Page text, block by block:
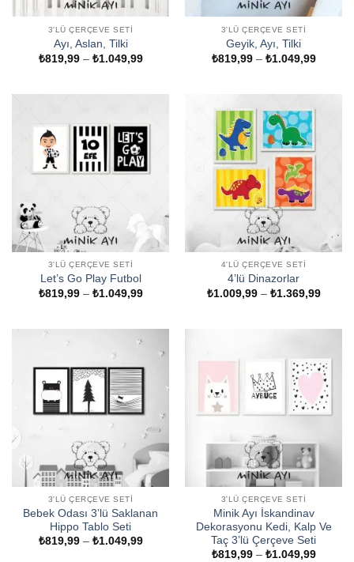
3'LÜ ÇERÇEVE SETI
Ayı, Aslan, Tilki
₺819,99 – ₺1.049,99Fiyat
3'LÜ ÇERÇEVE SETI
Geyik, Ayı, Tilki
₺819,99 – ₺1.049,99Fiyat
3'LÜ ÇERÇEVE SETI
Let’s Go Play Futbol
₺819,99 – ₺1.049,99Fiyat
4'LÜ ÇERÇEVE SETI
4’lü Dinazorlar
₺1.009,99 – ₺1.369,99Fiyat
3'LÜ ÇERÇEVE SETI
Bebek Odası 3’lü Saklanan
Hippo Tablo Seti
₺819,99 – ₺1.049,99Fiyat
3'LÜ ÇERÇEVE SETI
Minik Ayı İskandinav
Dekorasyonu Kedi, Kalp Ve
Taç 3’lü Çerçeve Seti
₺819,99 – ₺1.049,99Fiyat